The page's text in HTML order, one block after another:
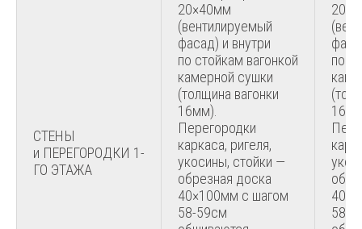
СТЕНЫ
и ПЕРЕГОРОДКИ 1-
ГО ЭТАЖА
20×40мм
(вентилируемый
фасад) и внутри
по стойкам вагонкой
камерной сушки
(толщина вагонки
16мм).
Перегородки
каркаса, ригеля,
укосины, стойки —
обрезная доска
40×100мм с шагом
58-59см
по
58-